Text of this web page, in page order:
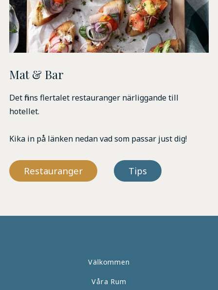
Mat & Bar
Det finns flertalet restauranger närliggande till
hotellet.
Kika in på länken nedan vad som passar just dig!
Restauranger Tips
Välkommen
Våra Rum